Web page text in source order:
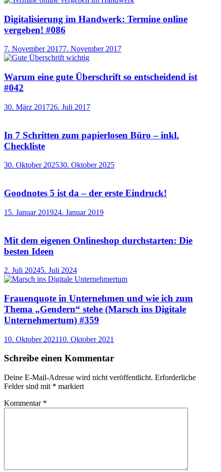
Digitalisierung im Handwerk: Termine online
vergeben! #086
7. November 20177. November 2017
Warum eine gute Überschrift so entscheidend ist
#042
30. März 201726. Juli 2017
In 7 Schritten zum papierlosen Büro – inkl.
Checkliste
30. Oktober 202530. Oktober 2025
Goodnotes 5 ist da – der erste Eindruck!
15. Januar 201924. Januar 2019
Mit dem eigenen Onlineshop durchstarten: Die
besten Ideen
2. Juli 20245. Juli 2024
Frauenquote in Unternehmen und wie ich zum
Thema „Gendern“ stehe (Marsch ins Digitale
Unternehmertum) #359
10. Oktober 202110. Oktober 2021
Schreibe einen Kommentar
Deine E-Mail-Adresse wird nicht veröffentlicht. Erforderliche
Felder sind mit * markiert
Kommentar *